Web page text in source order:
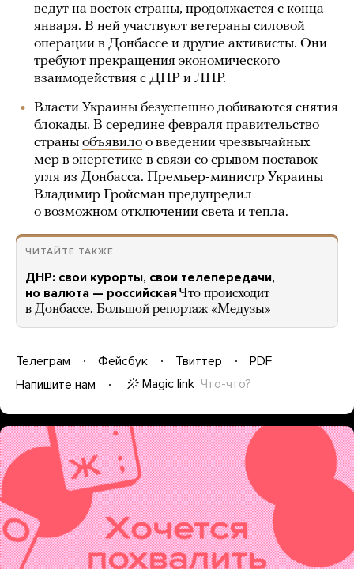
ведут на восток страны, продолжается с конца
января. В ней участвуют ветераны силовой
операции в Донбассе и другие активисты. Они
требуют прекращения экономического
взаимодействия с ДНР и ЛНР.
Власти Украины безуспешно добиваются снятия
блокады. В середине февраля правительство
страны объявило о введении чрезвычайных
мер в энергетике в связи со срывом поставок
угля из Донбасса. Премьер-министр Украины
Владимир Гройсман предупредил
о возможном отключении света и тепла.
ЧИТАЙТЕ ТАКЖЕ
ДНР: свои курорты, свои телепередачи,
но валюта — российскаяЧто происходит
в Донбассе. Большой репортаж «Медузы»
Телеграм Фейсбук Твиттер
PDF
Напишите нам
Magic link Что-что?